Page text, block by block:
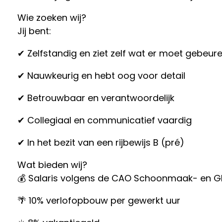
Wie zoeken wij?
Jij bent:
✔ Zelfstandig en ziet zelf wat er moet
✔ Nauwkeurig en hebt oog voor detail
✔ Betrouwbaar en verantwoordelijk
✔ Collegiaal en communicatief vaardig
✔ In het bezit van een rijbewijs B (pré)
Wat bieden wij?
💰 Salaris volgens de CAO Schoonmaak- en
🌴 10% verlofopbouw per gewerkt uur